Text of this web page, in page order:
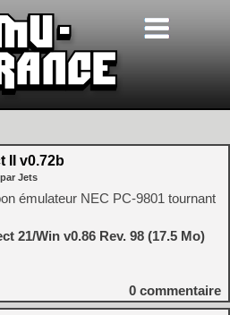
II v0.72b
par Jets
émulateur NEC PC-9801 tournant
21/Win v0.86 Rev. 98 (17.5 Mo)
0 commentaire